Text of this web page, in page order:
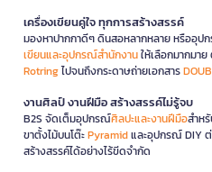
เครื่องเขียนคู่ใจ ทุกการสร้างสรรค์
มองหาปากกาดีๆ ดินสอหลากหลาย หรืออุป
เขียนและอุปกรณ์สำนักงานให้เลือกมากมา
Rotringไปจนถึงกระดาษถ่ายเอกสาร
งานศิลป์ งานฝีมือ สร้างสรรค์ไม่รู้จบ
B2S จัดเต็มอุปกรณ์ศิลปะและงานฝีมือสำห
ขาตั้งไม้บนโต๊ะPyramidและอุปกรณ์ DIY
สร้างสรรค์ได้อย่างไร้ขีดจำกัด